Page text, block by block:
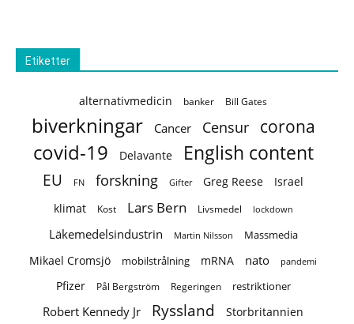
Etiketter
alternativmedicin banker Bill Gates
biverkningar Cancer Censur corona
covid-19 Delavante English content
EU FN forskning Gifter Greg Reese
Israel
klimat
Kost Lars Bern Livsmedel lockdown
Läkemedelsindustrin Martin Nilsson Massmedia
Mikael Cromsjö mobilstrålning mRNA nato pandemi
Pfizer Pål Bergström Regeringen restriktioner
Robert Kennedy Jr Ryssland Storbritannien